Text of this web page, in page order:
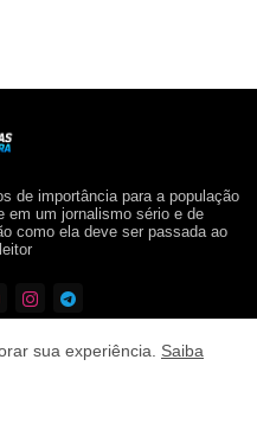
de importância para a população
em um jornalismo sério e de
como ela deve ser passada ao
sua experiência. Saiba